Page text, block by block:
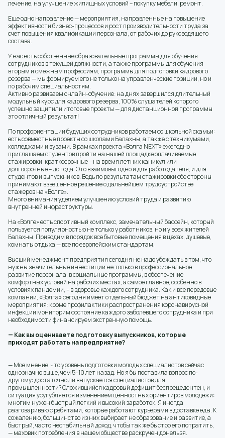
лечение, на улучшение жилищных условий – покупку мебели, ремонт.
Еще одно направление — мероприятия, направленные на повышение
эффективности бизнес-процессов и рост производительности труда за
счет повышения квалификации персонала, от рабочих до руководящего
состава.
У нас есть собственные образовательные программы для обучения
сотрудников в текущей должности, а также программы для обучения
вторым и смежным профессиям, программы для подготовки кадрового
резерва — мы формируем его не только на управленческие позиции, но и
по рабочим специальностям.
Активно развиваем онлайн-обучение: на днях завершился длительный
модульный курс для кадрового резерва, 100% слушателей которого
успешно защитили итоговые проекты — для дистанционной программы
это отличный результат!
По профориентации будущих сотрудников работаем со школьной скамьи:
есть совместные проекты со школами Балахны, а также с техникумами,
колледжами и вузами. В рамках проекта «Волга NEXT» ежегодно
приглашаем студентов пройти на нашей площадке оплачиваемые
стажировки: краткосрочные – на время летних каникул или
долгосрочные – до года. Это взаимовыгодно и для работодателя, и для
студентов и выпускников. Ведь по результатам стажировки обе стороны
принимают взвешенное решение о дальнейшем трудоустройстве
стажеров на «Волге».
Много внимания уделяем улучшению условий труда и развитию
внутренней инфраструктуры.
На «Волге» есть спортивный комплекс, замечательный бассейн, который
пользуется популярностью не только у работников, но и у всех жителей
Балахны. Приводим в порядок все бытовые помещения в цехах, душевые,
комнаты отдыха — все по европейским стандартам.
Высший менеджмент предприятия сегодня не надо убеждать в том, что
нужны значительные инвестиции не только в профессиональное
развитие персонала, в социальные программы, в обеспечение
комфортных условий на рабочих местах, а самое главное, особенно в
условиях пандемии, – в здоровье каждого сотрудника. Как и все передовые
компании, «Волга» сегодня имеет отдельный бюджет на антиковидные
мероприятия: кроме профилактики распространения коронавирусной
инфекции мониторим состояние каждого заболевшего сотрудника и при
необходимости финансируем экстренную помощь.
— Как вы оцениваете подготовку выпускников, которые
приходят работать на предприятие?
— Мое мнение, что уровень подготовки молодых специалистов сейчас
однозначно выше, чем 5–10 лет назад. Но я бы поставила вопрос по-
другому: достаточно ли выпускается специалистов для
промышленности? Сложившийся кадровый дефицит беспрецедентен, и
ситуация усугубляется изменением ценностных ориентиров молодежи:
многим нужен быстрый легкий и высокий заработок. Я иногда
разговариваю с ребятами, которые работают курьерами в доставке еды. К
сожалению, большинство из них выбирает не образование и развитие, а
быстрый, часто нестабильный доход, чтобы так же быстро его потратить,
— маховик потребления в нашем обществе раскручен донельзя.